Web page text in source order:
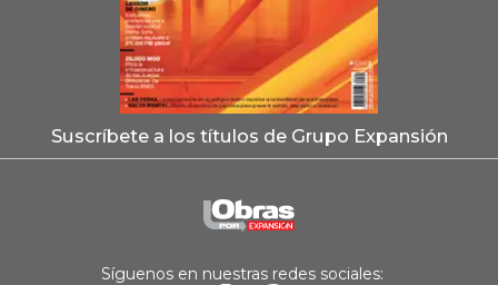
Suscríbete a los títulos de Grupo Expansión
Síguenos en nuestras redes sociales: